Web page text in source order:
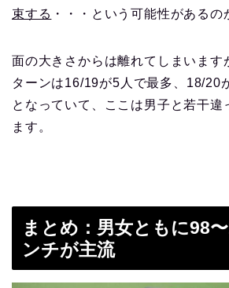
束する ・・・という可能性があるの
面の大きさからは離れてしまいます
ターンは16/19が5人で最多、18/20
となっていて、ここは男子と若干違
ます。
まとめ：男女ともに98
ンチが主流